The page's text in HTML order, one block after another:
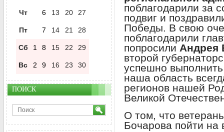
поблагодарили за
подвиг и
Победы. В свою
поблагодарили
попросили Андрея
второй
успешно
наша область
регионов нашей
Великой
О том, что
Бочарова пойти
Чт 6 13 20 27
Пт 7 14 21 28
Сб 1 8 15 22 29
Вс 2 9 16 23 30
ПОИСК